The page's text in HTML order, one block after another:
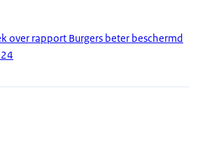
over rapport Burgers beter beschermd